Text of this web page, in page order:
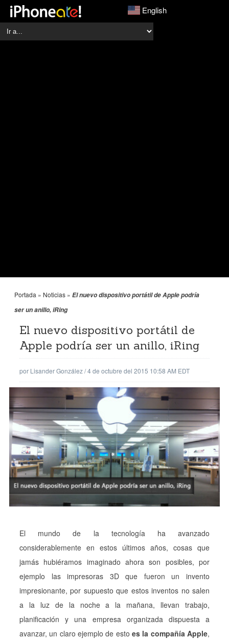
English
Portada » Noticias » El nuevo dispositivo portátil de Apple podría
ser un anillo, iRing
El nuevo dispositivo portátil de
Apple podría ser un anillo, iRing
por Lisander González/4 de octubre del 2015 10:58 AM EDT
El mundo de la tecnología ha avanzado
considerablemente en estos últimos años, cosas que
jamás hubiéramos imaginado ahora son posibles, por
ejemplo las impresoras 3D que fueron un invento
impresionante, por supuesto que estos inventos no salen
a la luz de la noche a la mañana, llevan trabajo,
planificación y una empresa organizada dispuesta a
avanzar, un claro ejemplo de esto es la compañía Apple,